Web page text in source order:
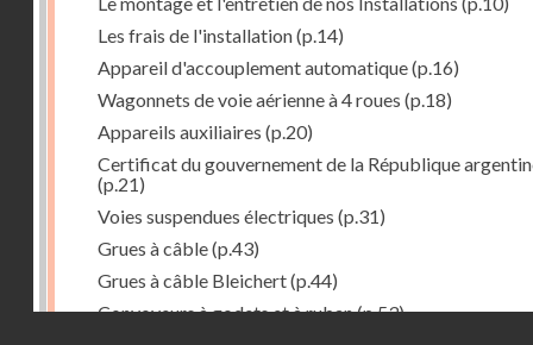
Les frais de l'installation(p.14)
Appareil d'accouplement automatique(p.16)
Wagonnets de voie aérienne à 4 roues (p.18)
Appareils auxiliaires (p.20)
Certificat du gouvernement de la République
(p.21)
Voies suspendues électriques (p.31)
Grues à câble(p.43)
Grues à câble Bleichert(p.44)
Convoyeurs à godets et à ruban(p.53)